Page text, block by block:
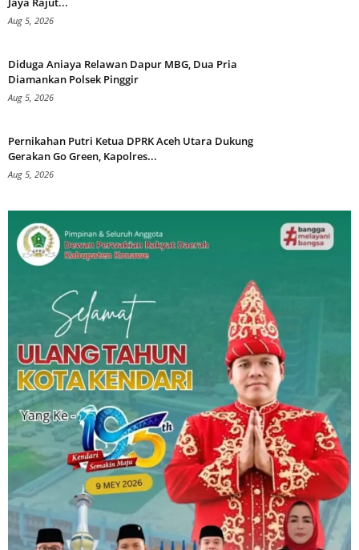
Aug 5, 2026
Diduga Aniaya Relawan Dapur MBG, Dua Pria
Diamankan Polsek Pinggir
Aug 5, 2026
Pernikahan Putri Ketua DPRK Aceh Utara Dukung
Gerakan Go Green, Kapolres...
Aug 5, 2026